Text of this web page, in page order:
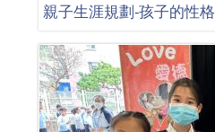
親子生涯規劃-孩子的性格